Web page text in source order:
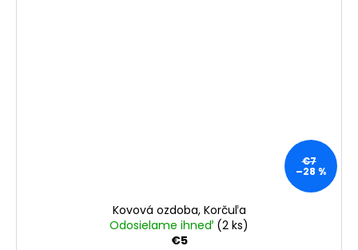
€7
–28 %
Kovová ozdoba, Korčuľa
Odosielame ihneď (2 ks)
€5